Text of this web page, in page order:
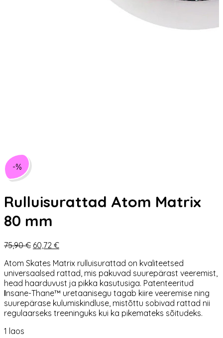
-%
Rulluisurattad Atom Matrix
80 mm
75,90€ Algne
oli:
75,90 €.
60,72 €Praegune
on:
60,72 €.
Atom Skates Matrix rulluisurattad on kvaliteetsed
universaalsed rattad, mis pakuvad suurepärast veeremist,
head haarduvust ja pikka kasutusiga. Patenteeritud
Insane-Thane™ uretaanisegu tagab kiire veeremise ning
suurepärase kulumiskindluse, mistõttu sobivad rattad nii
regulaarseks treeninguks kui ka pikemateks sõitudeks.
1 laos